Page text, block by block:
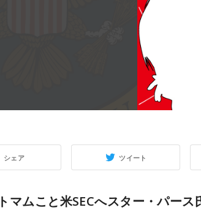
シェア ツイート
マムこと米SECへスター・パース